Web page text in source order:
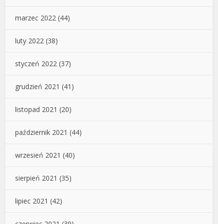
marzec 2022 (44)
luty 2022 (38)
styczeń 2022 (37)
grudzień 2021 (41)
listopad 2021 (20)
październik 2021 (44)
wrzesień 2021 (40)
sierpień 2021 (35)
lipiec 2021 (42)